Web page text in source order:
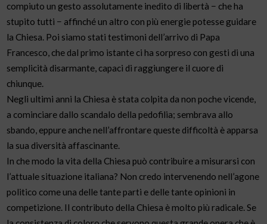
compiuto un gesto assolutamente inedito di libertà − che ha
stupito tutti − affinché un altro con più energie potesse guidare
la Chiesa. Poi siamo stati testimoni dell’arrivo di Papa
Francesco, che dal primo istante ci ha sorpreso con gesti di una
semplicità disarmante, capaci di raggiungere il cuore di
chiunque.
Negli ultimi anni la Chiesa è stata colpita da non poche vicende,
a cominciare dallo scandalo della pedofilia; sembrava allo
sbando, eppure anche nell’affrontare queste difficoltà è apparsa
la sua diversità affascinante.
In che modo la vita della Chiesa può contribuire a misurarsi con
l’attuale situazione italiana? Non credo intervenendo nell’agone
politico come una delle tante parti e delle tante opinioni in
competizione. Il contributo della Chiesa è molto più radicale. Se